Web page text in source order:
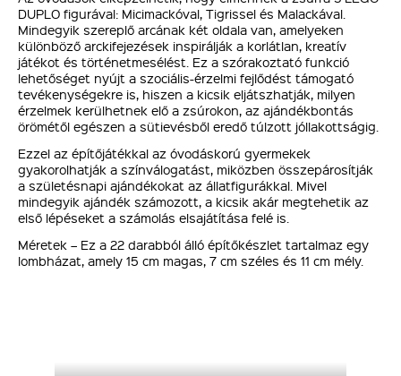
DUPLO figurával: Micimackóval, Tigrissel és Malackával.
Mindegyik szereplő arcának két oldala van, amelyeken
különböző arckifejezések inspirálják a korlátlan, kreatív
játékot és történetmesélést. Ez a szórakoztató funkció
lehetőséget nyújt a szociális-érzelmi fejlődést támogató
tevékenységekre is, hiszen a kicsik eljátszhatják, milyen
érzelmek kerülhetnek elő a zsúrokon, az ajándékbontás
örömétől egészen a sütievésből eredő túlzott jóllakottságig.
Ezzel az építőjátékkal az óvodáskorú gyermekek
gyakorolhatják a színválogatást, miközben összepárosítják
a születésnapi ajándékokat az állatfigurákkal. Mivel
mindegyik ajándék számozott, a kicsik akár megtehetik az
első lépéseket a számolás elsajátítása felé is.
Méretek – Ez a 22 darabból álló építőkészlet tartalmaz egy
lombházat, amely 15 cm magas, 7 cm széles és 11 cm mély.